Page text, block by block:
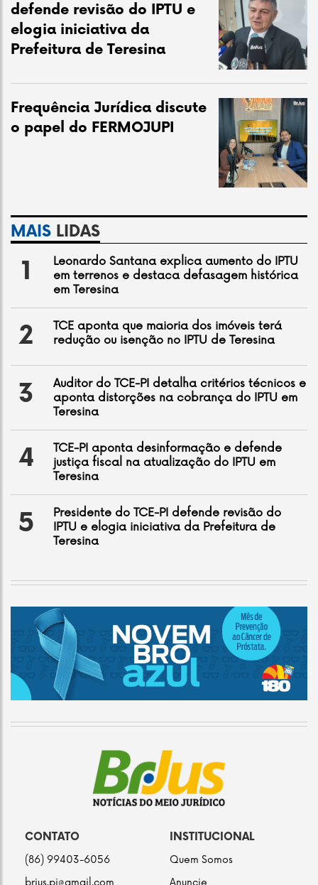
defende revisão do IPTU e
elogia iniciativa da
Prefeitura de Teresina
Frequência Jurídica discute
o papel do FERMOJUPI
MAIS LIDAS
1
Leonardo Santana explica aumento do IPTU
em terrenos e destaca defasagem histórica
em Teresina
2
TCE aponta que maioria dos imóveis terá
redução ou isenção no IPTU de Teresina
3
Auditor do TCE-PI detalha critérios técnicos e
aponta distorções na cobrança do IPTU em
Teresina
4
TCE-PI aponta desinformação e defende
justiça fiscal na atualização do IPTU em
Teresina
5
Presidente do TCE-PI defende revisão do
IPTU e elogia iniciativa da Prefeitura de
Teresina
CONTATO
(86) 99403-6056
INSTITUCIONAL
Quem Somos